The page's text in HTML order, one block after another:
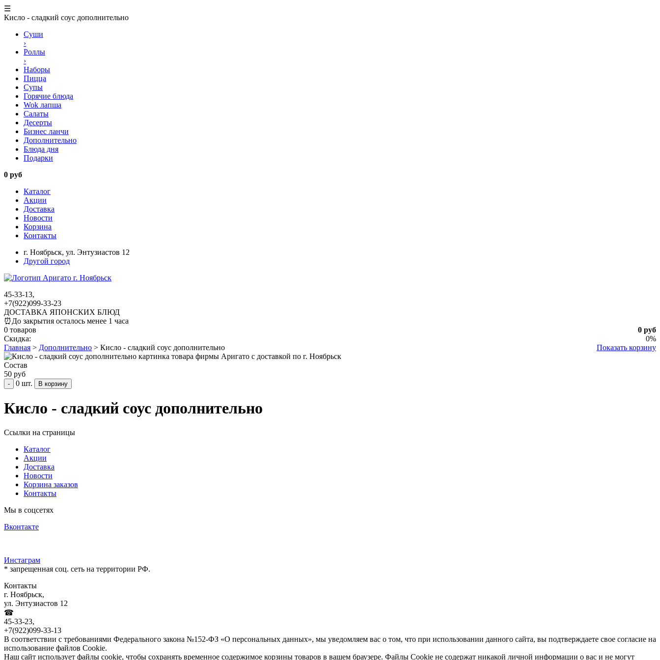
☰
Кисло - сладкий соус дополнительно
Суши
›
Роллы
›
Наборы
Пицца
Супы
Горячие блюда
Wok лапша
Салаты
Десерты
Бизнес ланчи
Дополнительно
Блюда дня
Подарки
0 руб
Каталог
Акции
Доставка
Новости
Корзина
Контакты
г. Ноябрьск, ул. Энтузиастов 12
Другой город
45-33-13,
+7(922)099-33-23
ДОСТАВКА ЯПОНСКИХ БЛЮД
⏰ До закрытия осталось менее 1 часа
0 руб
0 товаров
Скидка:
0%
Показать корзину
Главная > Дополнительно > Кисло - сладкий соус дополнительно
Состав
50 руб
- 0 шт.
Кисло - сладкий соус дополнительно
Ссылки на страницы
Каталог
Акции
Доставка
Новости
Корзина заказов
Контакты
Мы в соцсетях
Вконтакте
Инстаграм
* запрещенная соц. сеть на территории РФ.
Контакты
г. Ноябрьск,
ул. Энтузиастов 12
☎
45-33-23,
+7(922)099-33-13
В соответствии с требованиями Федерального закона №152-ФЗ «О персональных данных», мы уведомляем вас о том, что при использовании данного сайта, вы подтверждаете свое согласие на
использование файлов Cookie.
Наш сайт использует файлы cookie, чтобы сохранять временное содержимое корзины товаров в вашем браузере. Файлы Cookie не содержат никакой личной информации о вас и не могут